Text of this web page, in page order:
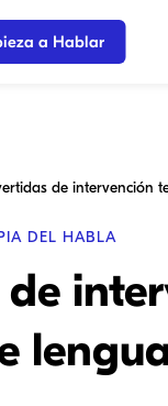
a Hablar
DEL HABLA